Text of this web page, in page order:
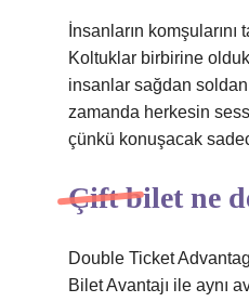
İnsanların komşularını
Koltuklar birbirine
insanlar sağdan soldan
zamanda herkesin
çünkü konuşacak
Çift bilet ne
Double Ticket
Bilet Avantajı ile aynı